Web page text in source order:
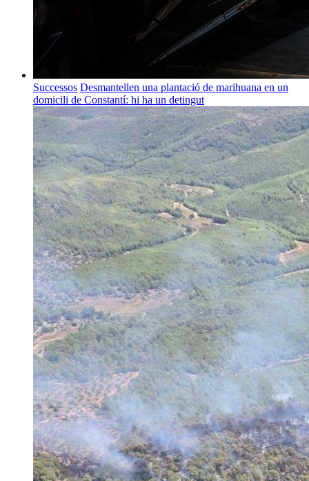
Successos Desmantellen una plantació de marihuana en un
domicili de Constantí: hi ha un detingut